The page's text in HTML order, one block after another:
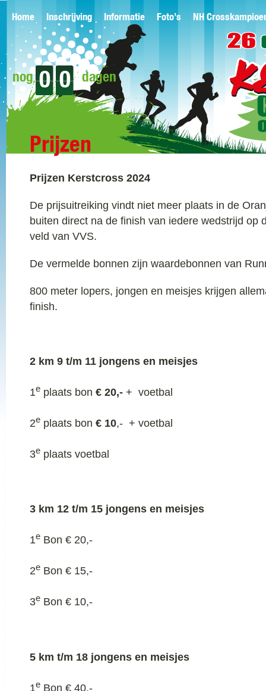
Home Inschrijving Informatie Foto’s NH
nog 0 0 dagen
Prijzen
Prijzen Kerstcross 2024
De prijsuitreiking vindt niet meer plaats in de
buiten direct na de finish van iedere wedstrijd op
veld van VVS.
De vermelde bonnen zijn waardebonnen van
800 meter lopers, jongen en meisjes krijgen
finish.
2 km 9 t/m 11 jongens en meisjes
1e plaats bon € 20,- + voetbal
2e plaats bon € 10,- + voetbal
3e plaats voetbal
3 km 12 t/m 15 jongens en meisjes
1e Bon € 20,-
2e Bon € 15,-
3e Bon € 10,-
5 km t/m 18 jongens en meisjes
1e Bon € 40,-